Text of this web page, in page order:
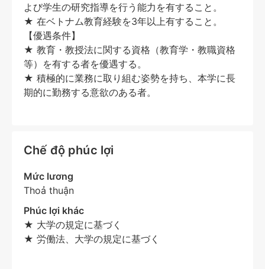
よび学生の研究指導を行う能力を有すること。
★ 在ベトナム教育経験を3年以上有すること。
【優遇条件】
★ 教育・教授法に関する資格（教育学・教職資格
等）を有する者を優遇する。
★ 積極的に業務に取り組む姿勢を持ち、本学に長
期的に勤務する意欲のある者。
Chế độ phúc lợi
Mức lương
Thoả thuận
Phúc lợi khác
★ 大学の規定に基づく
★ 労働法、大学の規定に基づく